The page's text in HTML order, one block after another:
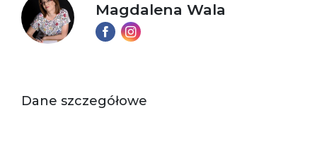
Magdalena Wala
Dane szczegółowe